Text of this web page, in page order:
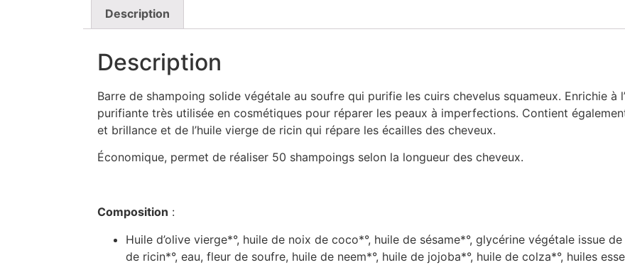
Description
Description
Barre de shampoing solide végétale au soufre qui purifie les cuirs chevelus squameux. Enrichie à
purifiante très utilisée en cosmétiques pour réparer les peaux à imperfections. Contient
et brillance et de l’huile vierge de ricin qui répare les écailles des cheveux.
Économique, permet de réaliser 50 shampoings selon la longueur des cheveux.
Composition :
Huile d’olive vierge*°, huile de noix de coco*°, huile de sésame*°, glycérine végétale issue
de ricin*°, eau, fleur de soufre, huile de neem*°, huile de jojoba*°, huile de colza*°, huiles